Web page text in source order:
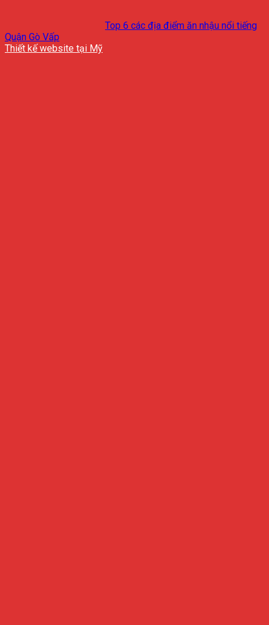
Top 6 các địa điểm ăn nhậu nổi tiếng
Quận Gò Vấp
Thiết kế website tại Mỹ